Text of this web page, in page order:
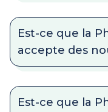
Est-ce que la
accepte des
Est-ce que la